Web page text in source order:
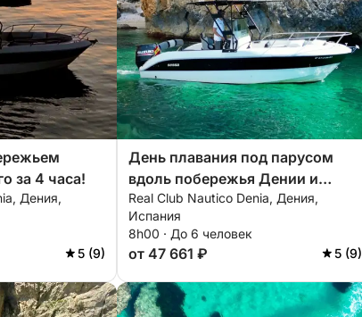
за 4 часа!
Дения,
5 (9)
День плавания под парусом
вдоль побережья Дении и
Хавеи.
Real Club Nautico Denia, Дения,
Испания
8h00 · До 6 человек
от 47 661 ₽ 5 (9)